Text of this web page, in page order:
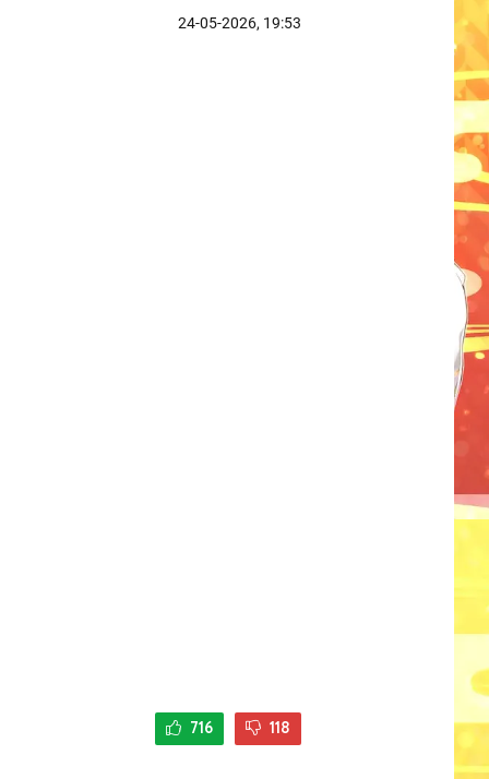
24-05-2026, 19:53
716 118